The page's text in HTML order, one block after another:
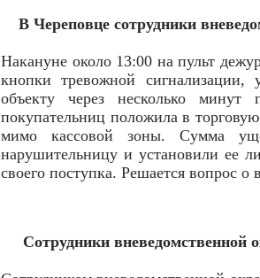
В Череповце сотрудники
Накануне около 13:00 на пульт
кнопки тревожной сигнализации,
объекту через несколько
покупательниц положила в
мимо кассовой зоны. Сумма
нарушительницу и установили ее
своего поступка. Решается вопрос о
Сотрудники вневедомственной